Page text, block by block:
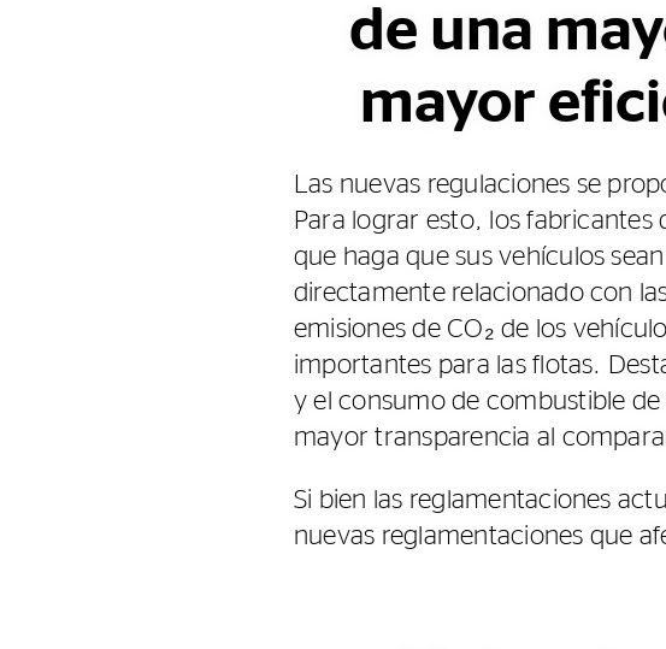
de una
mayor
Las nuevas regulaciones se
Para lograr esto, los
que haga que sus vehículos
directamente relacionado con
emisiones de CO₂ de los
importantes para las flotas.
y el consumo de combustible
mayor transparencia al
Si bien las reglamentaciones
nuevas reglamentaciones que